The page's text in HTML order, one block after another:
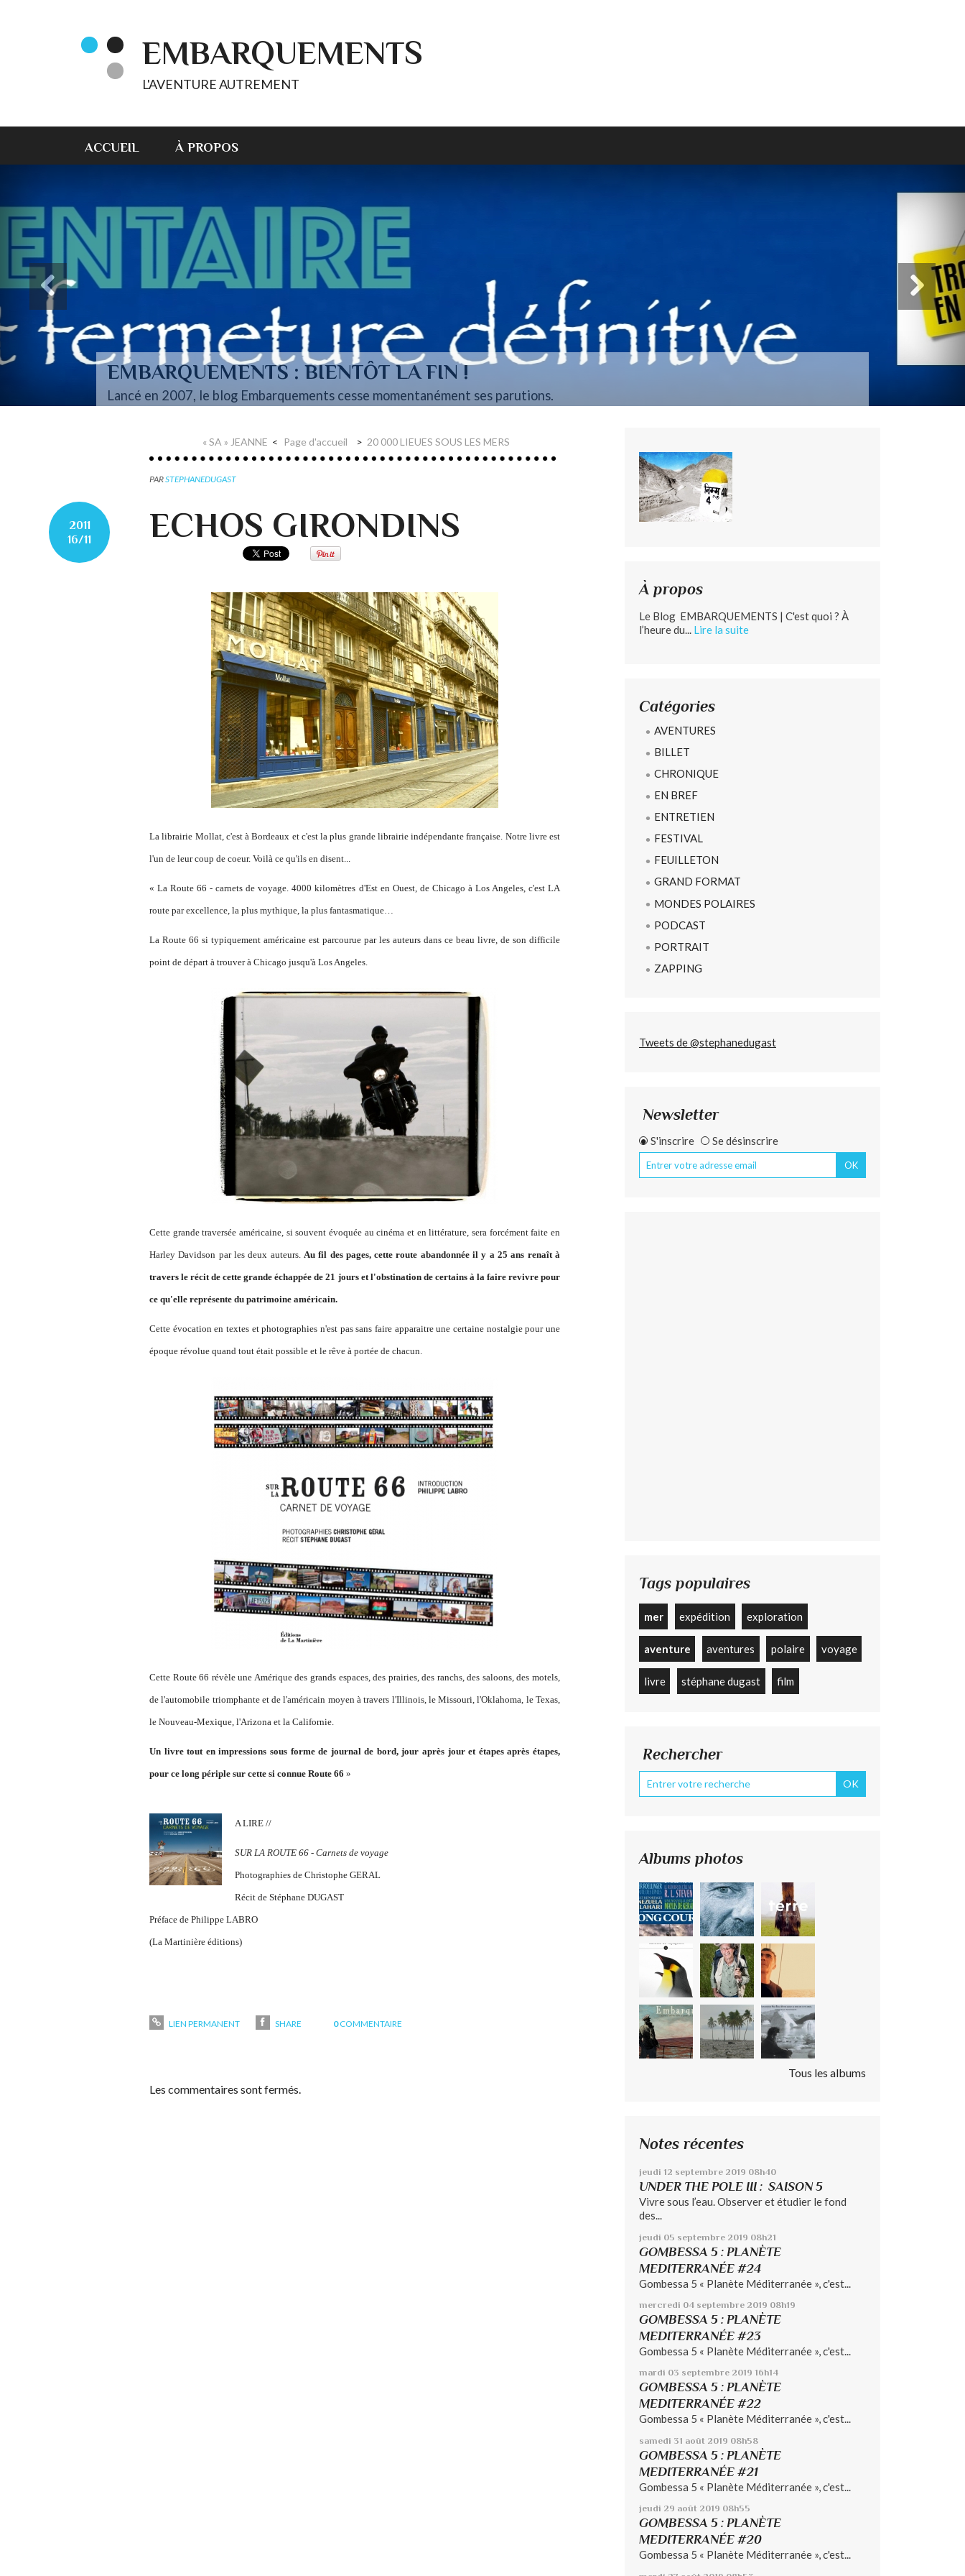
EMBARQUEMENTS
L'AVENTURE AUTREMENT
ACCUEIL À PROPOS
EMBARQUEMENTS : BIENTÔT LA FIN !
Lancé en 2007, le blog Embarquements cesse momentanément ses parutions.
« SA » JEANNE Page d'accueil 20 000 LIEUES SOUS LES MERS
PARSTEPHANEDUGAST
2011
16/11
ECHOS GIRONDINS
La librairie Mollat, c'est à Bordeaux et c'est la plus grande librairie indépendante française. Notre livre est
l'un de leur coup de coeur. Voilà ce qu'ils en disent...
« La Route 66 - carnets de voyage. 4000 kilomètres d'Est en Ouest, de Chicago à Los Angeles, c'est LA
route par excellence, la plus mythique, la plus fantasmatique…
La Route 66 si typiquement américaine est parcourue par les auteurs dans ce beau livre, de son difficile
point de départ à trouver à Chicago jusqu'à Los Angeles.
Cette grande traversée américaine, si souvent évoquée au cinéma et en littérature, sera forcément faite en
Harley Davidson par les deux auteurs. Au fil des pages, cette route abandonnée il y a 25 ans renaît à
travers le récit de cette grande échappée de 21 jours et l'obstination de certains à la faire revivre pour
ce qu'elle représente du patrimoine américain.
Cette évocation en textes et photographies n'est pas sans faire apparaitre une certaine nostalgie pour une
époque révolue quand tout était possible et le rêve à portée de chacun.
Cette Route 66 révèle une Amérique des grands espaces, des prairies, des ranchs, des saloons, des motels,
de l'automobile triomphante et de l'américain moyen à travers l'Illinois, le Missouri, l'Oklahoma, le Texas,
le Nouveau-Mexique, l'Arizona et la Californie.
Un livre tout en impressions sous forme de journal de bord, jour après jour et étapes après étapes,
pour ce long périple sur cette si connue Route 66 »
A LIRE //
SUR LA ROUTE 66 - Carnets de voyage
Photographies de Christophe GERAL
Récit de Stéphane DUGAST
Préface de Philippe LABRO
(La Martinière éditions)
LIEN PERMANENT SHARE 0 COMMENTAIRE
Les commentaires sont fermés.
À propos
Le Blog EMBARQUEMENTS | C'est quoi ? À
l’heure du... Lire la suite
Catégories
AVENTURES
BILLET
CHRONIQUE
EN BREF
ENTRETIEN
FESTIVAL
FEUILLETON
GRAND FORMAT
MONDES POLAIRES
PODCAST
PORTRAIT
ZAPPING
Tweets de @stephanedugast
Newsletter
S'inscrire Se désinscrire
Tags populaires
mer expédition exploration
aventure aventures polaire voyage
livre stéphane dugast film
Rechercher
Albums photos
Tous les albums
Notes récentes
jeudi 12 septembre 2019 08h40
UNDER THE POLE III : SAISON 5
Vivre sous l’eau. Observer et étudier le fond
des...
jeudi 05 septembre 2019 08h21
GOMBESSA 5 : PLANÈTE
MEDITERRANÉE #24
Gombessa 5 « Planète Méditerranée », c'est...
mercredi 04 septembre 2019 08h19
GOMBESSA 5 : PLANÈTE
MEDITERRANÉE #23
Gombessa 5 « Planète Méditerranée », c'est...
mardi 03 septembre 2019 16h14
GOMBESSA 5 : PLANÈTE
MEDITERRANÉE #22
Gombessa 5 « Planète Méditerranée », c'est...
samedi 31 août 2019 08h58
GOMBESSA 5 : PLANÈTE
MEDITERRANÉE #21
Gombessa 5 « Planète Méditerranée », c'est...
jeudi 29 août 2019 08h55
GOMBESSA 5 : PLANÈTE
MEDITERRANÉE #20
Gombessa 5 « Planète Méditerranée », c'est...